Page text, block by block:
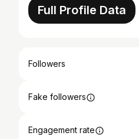
Full Profile Data
Followers
Fake followers
Engagement rate